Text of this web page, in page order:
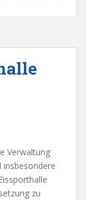
Verwaltung
zu